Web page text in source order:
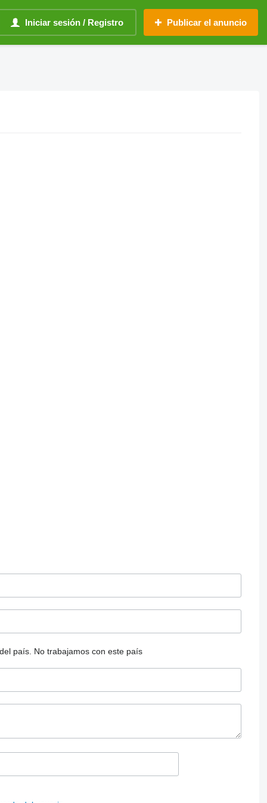
Iniciar sesión / Registro Publicar el anuncio
país. No trabajamos con este país